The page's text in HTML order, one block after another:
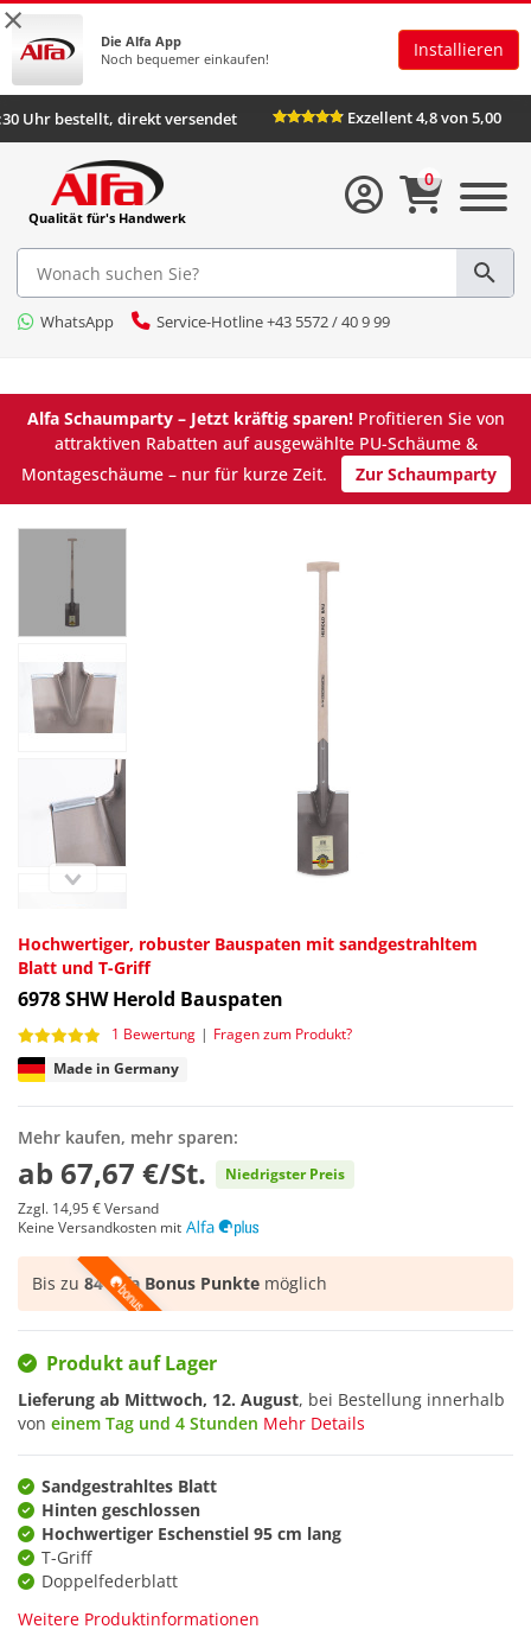
×
Die Alfa App
Noch bequemer einkaufen!
Installieren
Uhr bestellt, direkt versendet Exzellent 4,8 von 5,00
Qualität für's Handwerk
WhatsApp Service-Hotline +43 5572 / 40 9 99
0
Alfa Schaumparty – Jetzt kräftig sparen!Profitieren Sie von
attraktiven Rabatten auf ausgewählte PU-Schäume &
Montageschäume – nur für kurze Zeit.
Zur Schaumparty
Hochwertiger, robuster Bauspaten mit sandgestrahltem
Blatt und T-Griff
6978SHW Herold Bauspaten
1 Bewertung | Fragen zum Produkt?
Made in Germany
Mehr kaufen, mehr sparen:
ab 67,67 €/St.
Niedrigster Preis
Zzgl. 14,95 €Versand
Keine Versandkosten mit
Bis zu 84 Alfa Bonus Punkte möglich
Produkt auf Lager
Lieferung ab Mittwoch, 12. August, bei Bestellung innerhalb
von einem Tag und 4 Stunden Mehr Details
Sandgestrahltes Blatt
Hinten geschlossen
Hochwertiger Eschenstiel 95 cm lang
T-Griff
Doppelfederblatt
Weitere Produktinformationen